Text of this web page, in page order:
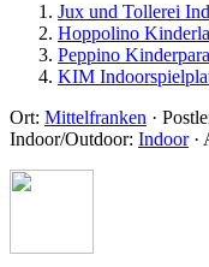
Jux und Tollerei
Hoppolino
Peppino
KIM
Ort: Mittelfranken ·
Indoor/Outdoor: Indoor·